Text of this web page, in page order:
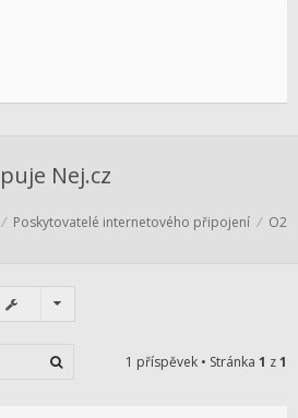
Nej.cz
Poskytovatelé internetového připojení O2
1 příspěvek • Stránka 1 z1